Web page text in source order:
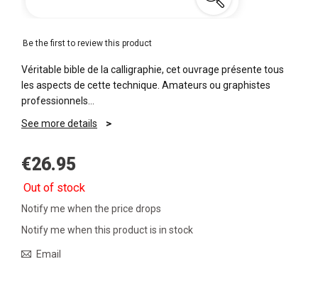
Be the first to review this product
Véritable bible de la calligraphie, cet ouvrage présente tous
les aspects de cette technique. Amateurs ou graphistes
professionnels…
See more details
€26.95
Out of stock
Notify me when the price drops
Notify me when this product is in stock
Email